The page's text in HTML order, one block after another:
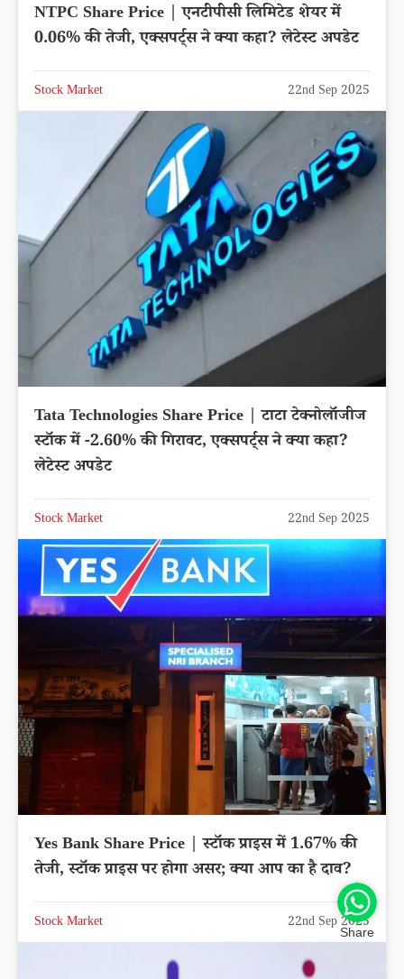
NTPC Share Price | एनटीपीसी लिमिटेड शेयर में
0.06% की तेजी, एक्सपर्ट्स ने क्या कहा? लेटेस्ट अपडेट
Stock Market 22nd Sep 2025
Tata Technologies Share Price | टाटा टेक्नोलॉजीज
स्टॉक में -2.60% की गिरावट, एक्सपर्ट्स ने क्या कहा?
लेटेस्ट अपडेट
Stock Market 22nd Sep 2025
Yes Bank Share Price | स्टॉक प्राइस में 1.67% की
तेजी, स्टॉक प्राइस पर होगा असर; क्या आप का है दाव?
Stock Market 22nd Sep 2025
Share